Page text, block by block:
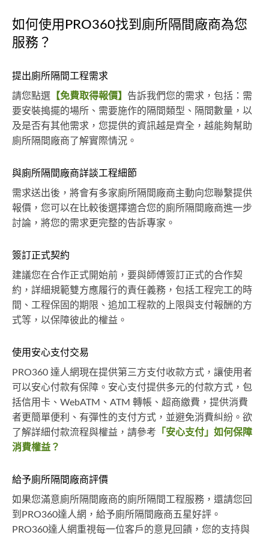
如何使用PRO360找到廁所隔間廠商為您
服務？
提出廁所隔間工程需求
請您點選 【免費取得報價】 告訴我們您的需求，包括：需
要安裝搗擺的場所、需要施作的隔間類型、隔間數量，以
及是否有其他需求，您提供的資訊越是齊全，越能夠幫助
廁所隔間廠商了解實際情況。
與廁所隔間廠商詳談工程細節
需求送出後，將會有多家廁所隔間廠商主動向您聯繫提供
報價，您可以在比較後選擇適合您的廁所隔間廠商進一步
討論，將您的需求更完整的告訴專家。
簽訂正式契約
建議您在合作正式開始前，要與師傅簽訂正式的合作契
約，詳細規範雙方應履行的責任義務，包括工程完工的時
間、工程保固的期限、追加工程款的上限與支付報酬的方
式等，以保障彼此的權益。
使用安心支付交易
PRO360 達人網現在提供第三方支付收款方式，讓使用者
可以安心付款有保障。安心支付提供多元的付款方式，包
括信用卡、WebATM、ATM 轉帳、超商繳費，提供消費
者更簡單便利、有彈性的支付方式，並避免消費糾紛。欲
了解詳細付款流程與權益，請參考 「安心支付」如何保障
消費權益？
給予廁所隔間廠商評價
如果您滿意廁所隔間廠商的廁所隔間工程服務，還請您回
到PRO360達人網，給予廁所隔間廠商五星好評。
PRO360達人網重視每一位客戶的意見回饋，您的支持與